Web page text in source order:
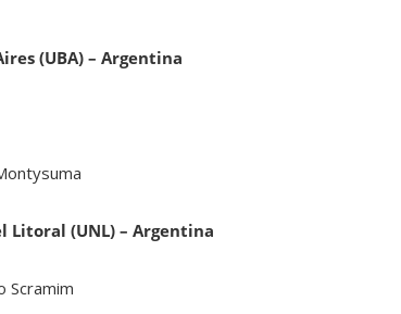
(UBA) – Argentina
Litoral (UNL) – Argentina
Scramim